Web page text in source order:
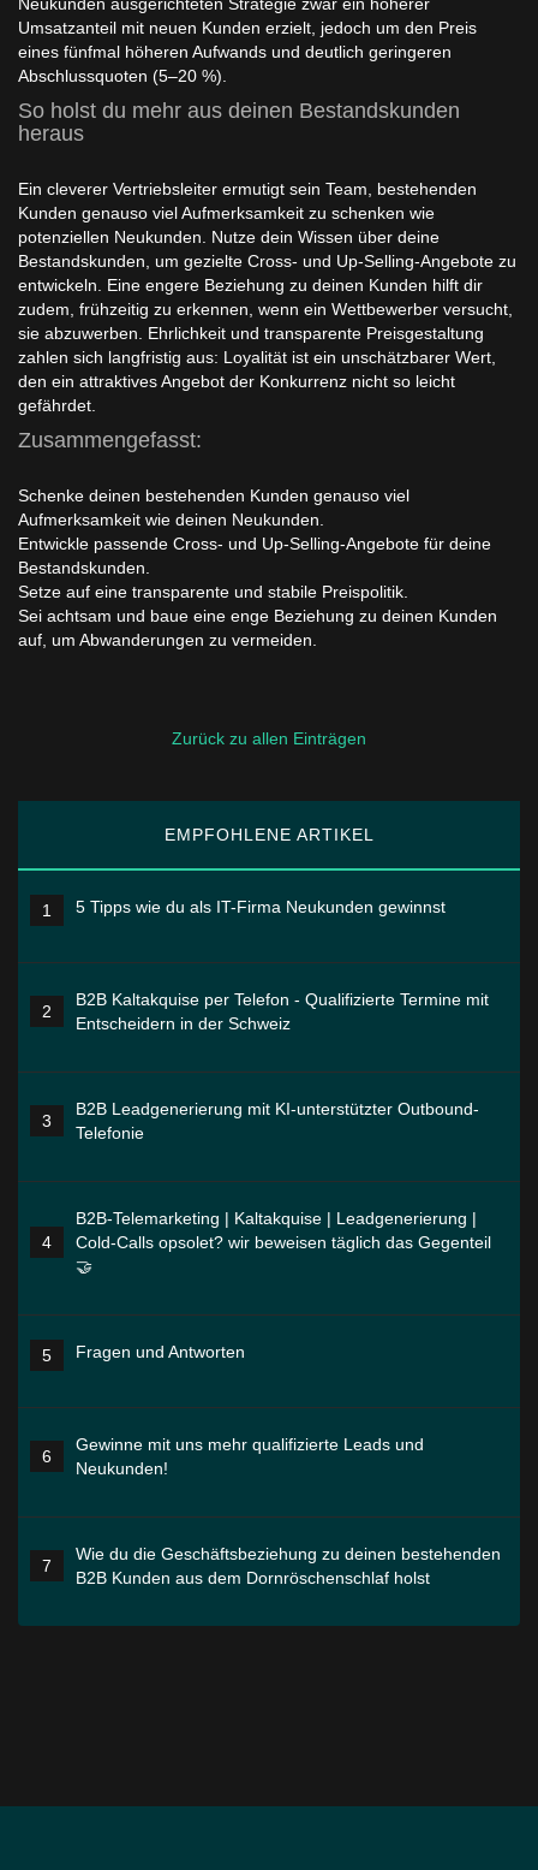
Neukunden ausgerichteten Strategie zwar ein höherer
Umsatzanteil mit neuen Kunden erzielt, jedoch um den Preis
eines fünfmal höheren Aufwands und deutlich geringeren
Abschlussquoten (5–20 %).
So holst du mehr aus deinen Bestandskunden
heraus
Ein cleverer Vertriebsleiter ermutigt sein Team, bestehenden
Kunden genauso viel Aufmerksamkeit zu schenken wie
potenziellen Neukunden. Nutze dein Wissen über deine
Bestandskunden, um gezielte Cross- und Up-Selling-Angebote zu
entwickeln. Eine engere Beziehung zu deinen Kunden hilft dir
zudem, frühzeitig zu erkennen, wenn ein Wettbewerber versucht,
sie abzuwerben. Ehrlichkeit und transparente Preisgestaltung
zahlen sich langfristig aus: Loyalität ist ein unschätzbarer Wert,
den ein attraktives Angebot der Konkurrenz nicht so leicht
gefährdet.
Zusammengefasst:
Schenke deinen bestehenden Kunden genauso viel
Aufmerksamkeit wie deinen Neukunden.
Entwickle passende Cross- und Up-Selling-Angebote für deine
Bestandskunden.
Setze auf eine transparente und stabile Preispolitik.
Sei achtsam und baue eine enge Beziehung zu deinen Kunden
auf, um Abwanderungen zu vermeiden.
Zurück zu allen Einträgen
EMPFOHLENE ARTIKEL
1 5 Tipps wie du als IT-Firma Neukunden gewinnst
2
B2B Kaltakquise per Telefon - Qualifizierte Termine mit
Entscheidern in der Schweiz
3
B2B Leadgenerierung mit KI-unterstützter Outbound-
Telefonie
4
B2B-Telemarketing | Kaltakquise | Leadgenerierung |
Cold-Calls opsolet? wir beweisen täglich das Gegenteil
🤝
5 Fragen und Antworten
6
Gewinne mit uns mehr qualifizierte Leads und
Neukunden!
7
Wie du die Geschäftsbeziehung zu deinen bestehenden
B2B Kunden aus dem Dornröschenschlaf holst